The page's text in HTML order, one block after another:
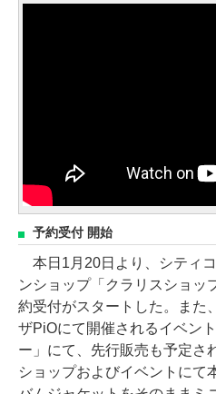
予約受付 開始
本日1月20日より、シティ
ンショップ「クラリスショッ
約受付がスタートした。また
ザPiOにて開催されるイベン
ー」にて、先行販売も予定さ
ショップおよびイベントにて